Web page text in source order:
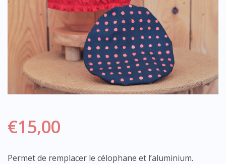
€15,00
Permet de remplacer le célophane et l’aluminium.